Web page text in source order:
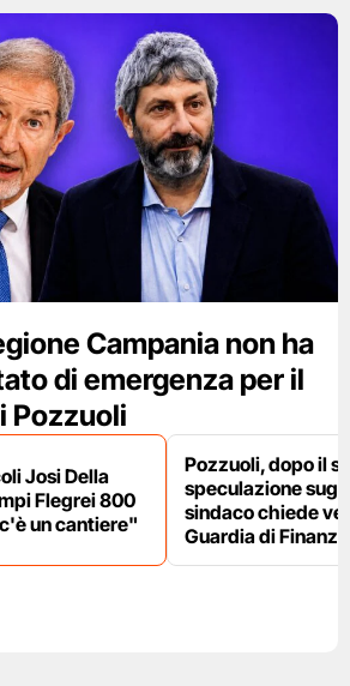
Campania non ha
di emergenza per il
Pozzuoli
Josi Della
Flegrei 800
un cantiere"
Pozzuoli, dopo il
speculazione
sindaco chiede
Guardia di Finanza